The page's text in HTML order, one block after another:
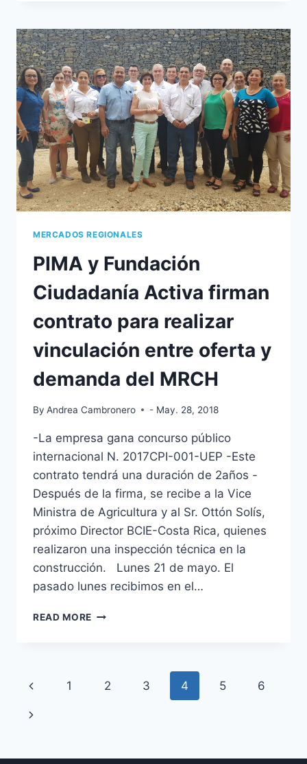
MERCADOS REGIONALES
PIMA y Fundación
Ciudadanía Activa firman
contrato para realizar
vinculación entre oferta y
demanda del MRCH
By Andrea Cambronero - May. 28, 2018
-La empresa gana concurso público
internacional N. 2017CPI-001-UEP -Este
contrato tendrá una duración de 2años -
Después de la firma, se recibe a la Vice
Ministra de Agricultura y al Sr. Ottón Solís,
próximo Director BCIE-Costa Rica, quienes
realizaron una inspección técnica en la
construcción. Lunes 21 de mayo. El
pasado lunes recibimos en el…
READ MORE PIMA
FIRMAN
ENTRE
Page
navigation
Previous
Page
1 2 3 4 5 6
Next